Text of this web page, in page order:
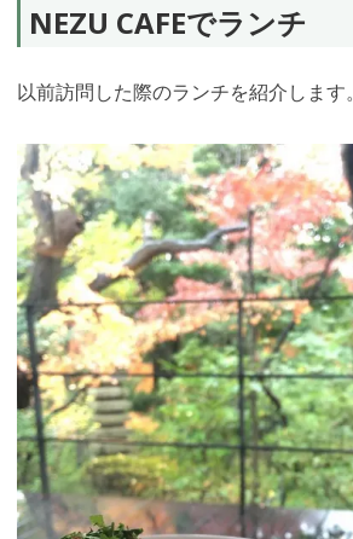
NEZU CAFEでランチ
以前訪問した際のランチを紹介します。